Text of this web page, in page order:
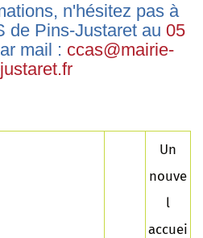
n'hésitez pas à
de Pins-Justaret au 05
mail : ccas@mairie-
Un
nouve
l
accuei